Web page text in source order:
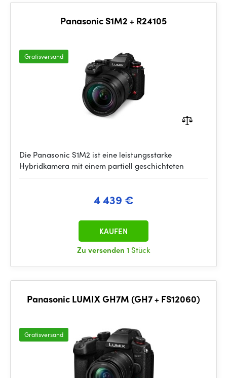
Panasonic S1M2 + R24105
Gratisversand
Die Panasonic S1M2 ist eine leistungsstarke
Hybridkamera mit einem partiell geschichteten
4 439 €
Zu versenden 1 Stück
KAUFEN
Panasonic LUMIX GH7M (GH7 + FS12060)
Gratisversand